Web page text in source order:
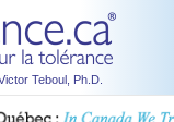
Teboul, Ph.D.